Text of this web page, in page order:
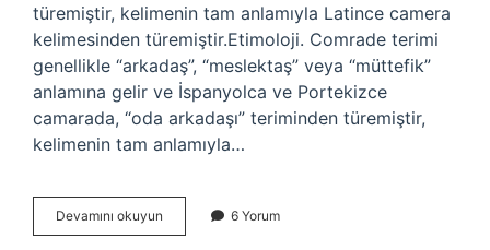
türemiştir, kelimenin tam anlamıyla Latince camera
kelimesinden türemiştir.Etimoloji. Comrade terimi
genellikle “arkadaş”, “meslektaş” veya “müttefik”
anlamına gelir ve İspanyolca ve Portekizce
camarada, “oda arkadaşı” teriminden türemiştir,
kelimenin tam anlamıyla…
Devamını okuyun
Yoldaş
6 Yorum